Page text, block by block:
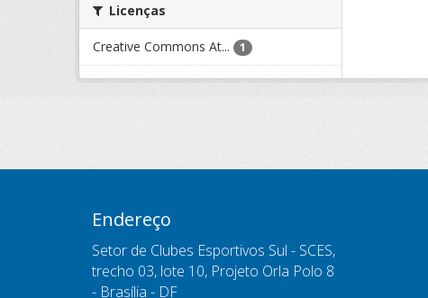
Licenças
Creative Commons At... 1
Endereço
Setor de Clubes Esportivos Sul - SCES,
trecho 03, lote 10, Projeto Orla Polo 8
- Brasília - DF